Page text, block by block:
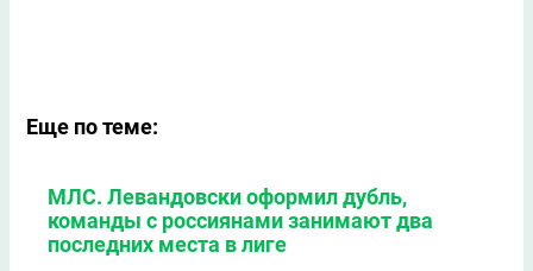
Еще по теме:
МЛС. Левандовски оформил дубль,
команды с россиянами занимают два
последних места в лиге